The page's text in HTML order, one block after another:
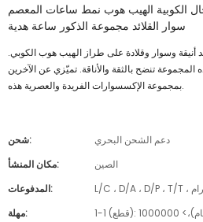
الكوبية الهيب هوب نمط ساعات المعصم
سوار القلائد مجموعة الذكور ساعة هدية
وسوار وقلادة على طراز الهيب هوب الكوبي.
المجموعة تنضح بالثقة والأناقة. تميّزي عن الآخرين
بمجموعة الإكسسوارات الفريدة والعصرية هذه.
شحن:
دعم الشحن البحري
مكان المنشأ:
الصين
المدفوعات:
مهلة:
1-1 (قطع): 7 (أيام)، 2-1000000 (قطع): 25 (أيام)،> 1000000